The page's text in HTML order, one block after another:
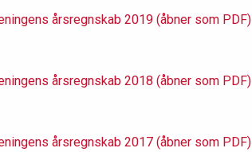
årsregnskab 2019 (åbner som PDF)
årsregnskab 2018 (åbner som PDF)
årsregnskab 2017 (åbner som PDF)